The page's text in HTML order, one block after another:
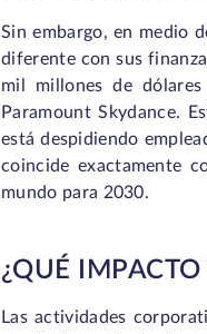
Sin embargo, en medio
diferente con sus
mil millones de
Paramount Skydance.
está despidiendo
coincide exactamente
mundo para 2030.
¿QUÉ IMPACTO
Las actividades